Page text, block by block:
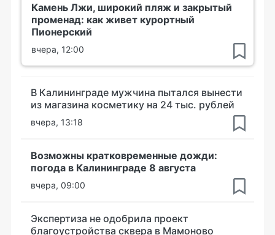
Камень Лжи, широкий пляж и закрытый
променад: как живет курортный
Пионерский
вчера, 12:00
В Калининграде мужчина пытался вынести
из магазина косметику на 24 тыс. рублей
вчера, 13:18
Возможны кратковременные дожди:
погода в Калининграде 8 августа
вчера, 09:00
Экспертиза не одобрила проект
благоустройства сквера в Мамоново